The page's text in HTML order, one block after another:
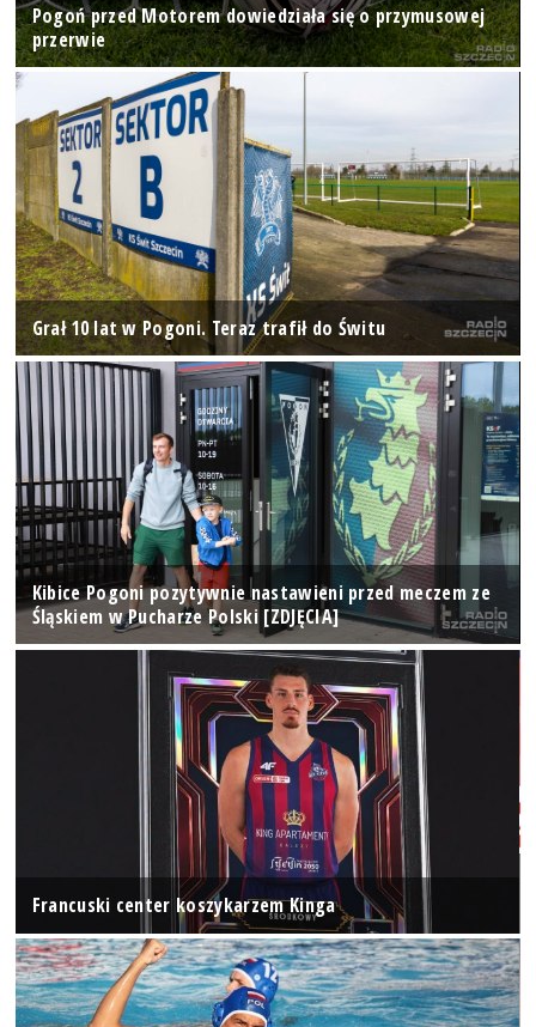
Pogoń przed Motorem dowiedziała się o przymusowej
przerwie
Grał 10 lat w Pogoni. Teraz trafił do Świtu
Kibice Pogoni pozytywnie nastawieni przed meczem ze
Śląskiem w Pucharze Polski [ZDJĘCIA]
Francuski center koszykarzem Kinga